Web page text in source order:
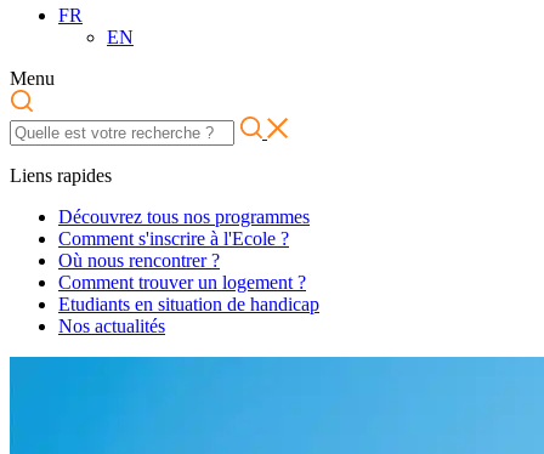
FR
EN
Menu
Liens rapides
Découvrez tous nos programmes
Comment s'inscrire à l'Ecole ?
Où nous rencontrer ?
Comment trouver un logement ?
Etudiants en situation de handicap
Nos actualités